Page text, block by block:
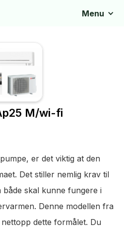
Menu
M/wi-fi
er det viktig at den
Det stiller nemlig krav til
skal kunne fungere i
Denne modellen fra
dette formålet. Du